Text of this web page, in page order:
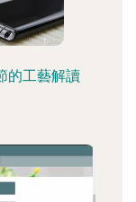
的工藝解讀